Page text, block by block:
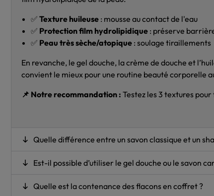
✅Texture huileuse : mousse au contact de l'eau
✅ Protection film hydrolipidique : préserve
✅ Peau très sèche/atopique : soulage tiraillements
En revanche, le gel douche, la crème de douche et
convient le mieux pour une routine beauté corporelle
📌 Notre recommandation : Testez les 3 textures
Quelle différence entre un savon classique et un
Est-il possible d’utiliser le gel douche ou le savon
Quelle est la contenance des flacons en coffret ?